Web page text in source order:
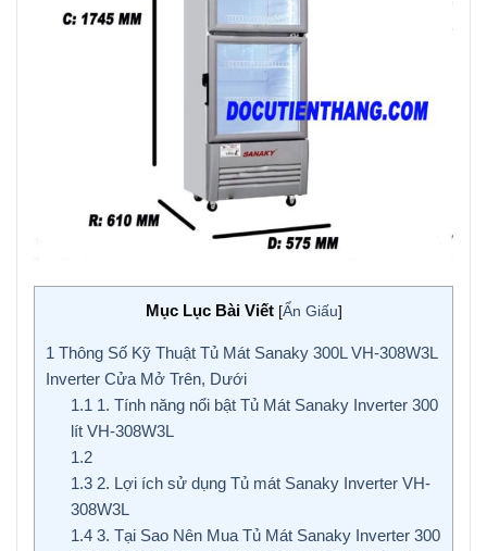
Mục Lục Bài Viết [Ẩn Giấu]
1 Thông Số Kỹ Thuật Tủ Mát Sanaky 300L VH-308W3L
Inverter Cửa Mở Trên, Dưới
1.1 1. Tính năng nổi bật Tủ Mát Sanaky Inverter 300
lít VH-308W3L
1.2
1.32. Lợi ích sử dụng Tủ mát Sanaky Inverter VH-
308W3L
1.43. Tại Sao Nên Mua Tủ Mát Sanaky Inverter 300